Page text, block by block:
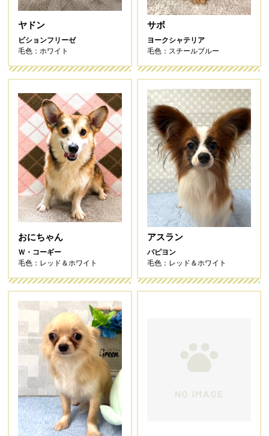
ヤドン
ビションフリーゼ
毛色：ホワイト
サボ
ヨークシャテリア
毛色：スチールブルー
おにちゃん
Ｗ・コーギー
毛色：レッド＆ホワイト
アスラン
パピヨン
毛色：レッド＆ホワイト